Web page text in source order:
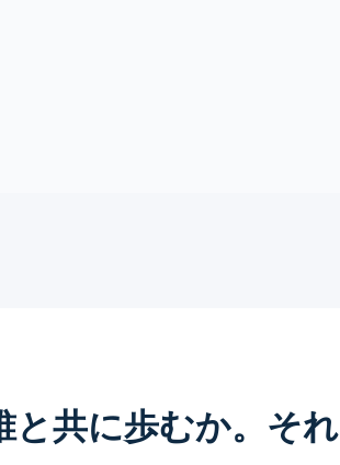
共に歩むか。それ